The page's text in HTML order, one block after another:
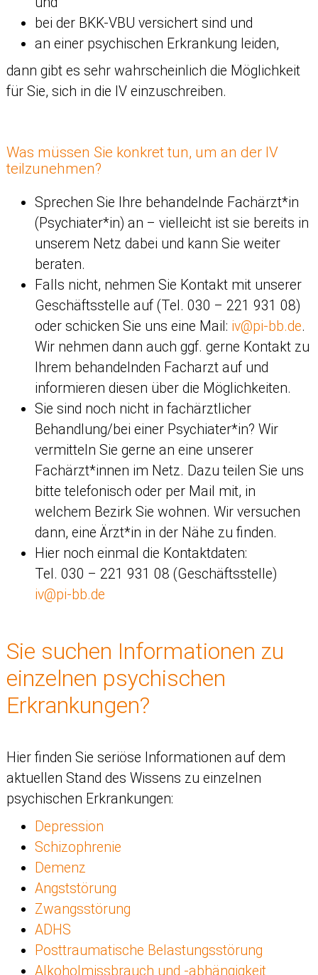
bei der BKK-VBU versichert sind und
an einer psychischen Erkrankung leiden,
dann gibt es sehr wahrscheinlich die Möglichkeit
für Sie, sich in die IV einzuschreiben.
Was müssen Sie konkret tun, um an der IV
teilzunehmen?
Sprechen Sie Ihre behandelnde Fachärzt*in
(Psychiater*in) an – vielleicht ist sie bereits in
unserem Netz dabei und kann Sie weiter
beraten.
Falls nicht, nehmen Sie Kontakt mit unserer
Geschäftsstelle auf (Tel. 030 – 221 931 08)
oder schicken Sie uns eine Mail: iv@pi-bb.de.
Wir nehmen dann auch ggf. gerne Kontakt zu
Ihrem behandelnden Facharzt auf und
informieren diesen über die Möglichkeiten.
Sie sind noch nicht in fachärztlicher
Behandlung/bei einer Psychiater*in? Wir
vermitteln Sie gerne an eine unserer
Fachärzt*innen im Netz. Dazu teilen Sie uns
bitte telefonisch oder per Mail mit, in
welchem Bezirk Sie wohnen. Wir versuchen
dann, eine Ärzt*in in der Nähe zu finden.
Hier noch einmal die Kontaktdaten:
Tel. 030 – 221 931 08 (Geschäftsstelle)
iv@pi-bb.de
Sie suchen Informationen zu
einzelnen psychischen
Erkrankungen?
Hier finden Sie seriöse Informationen auf dem
aktuellen Stand des Wissens zu einzelnen
psychischen Erkrankungen:
Depression
Schizophrenie
Demenz
Angststörung
Zwangsstörung
ADHS
Posttraumatische Belastungsstörung
Alkoholmissbrauch und -abhängigkeit